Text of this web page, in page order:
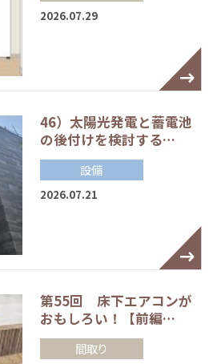
2026.07.29
46）太陽光発電と蓄電池
の後付けを検討する…
設備
2026.07.21
第55回 床下エアコンが
おもしろい！【前編…
間取り